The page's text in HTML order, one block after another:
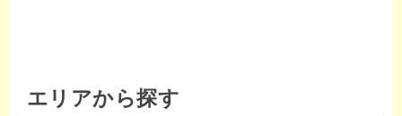
エリアから探す